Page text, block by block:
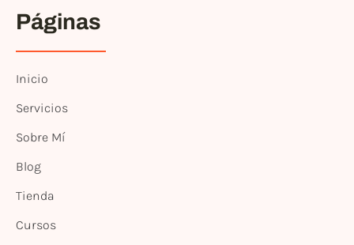
Páginas
Inicio
Servicios
Sobre Mí
Blog
Tienda
Cursos